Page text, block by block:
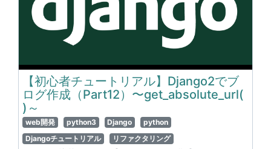
【初心者チュートリアル】Django2でブ
ログ作成（Part12）〜get_absolute_url(
)～
web開発 python3 Django
python
Djangoチュートリアル
リファクタリング